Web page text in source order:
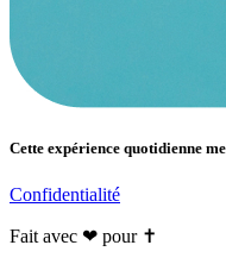
Cette expérience quotidienne
Confidentialité
Fait avec ❤ pour ✝️️